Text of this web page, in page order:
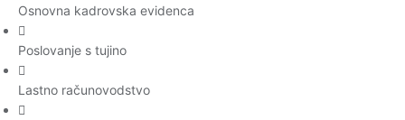
Osnovna kadrovska evidenca
Poslovanje s tujino
Lastno računovodstvo